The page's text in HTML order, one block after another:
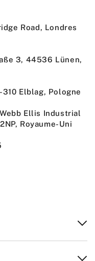
Road, Londres
3, 44536 Lünen,
Elblag, Pologne
Ellis Industrial
Royaume-Uni